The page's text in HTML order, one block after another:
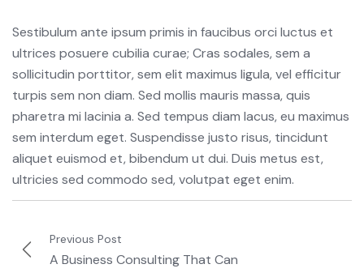
Sestibulum ante ipsum primis in faucibus orci luctus et
ultrices posuere cubilia curae; Cras sodales, sem a
sollicitudin porttitor, sem elit maximus ligula, vel efficitur
turpis sem non diam. Sed mollis mauris massa, quis
pharetra mi lacinia a. Sed tempus diam lacus, eu maximus
sem interdum eget. Suspendisse justo risus, tincidunt
aliquet euismod et, bibendum ut dui. Duis metus est,
ultricies sed commodo sed, volutpat eget enim.
Previous Post
A Business Consulting That Can